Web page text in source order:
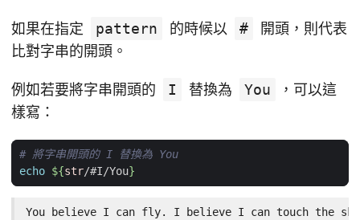
如果在指定 pattern 的時候以 #
開頭，則代表
比對字串的開頭。
例如若要將字串開頭的 I 替換為 You
，可以這
樣寫：
# 將字串開頭的 I 替換為 You
echo ${str/#I/You}
You believe I can fly. I believe I can touch the